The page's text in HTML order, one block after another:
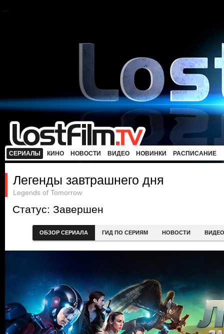
СЕРИАЛЫ КИНО НОВОСТИ ВИДЕО НОВИНКИ РАСПИСАНИЕ
Легенды завтрашнего дня
Legends of Tomorrow
Статус: Завершен
ОБЗОР СЕРИАЛА ГИД ПО СЕРИЯМ НОВОСТИ ВИДЕО